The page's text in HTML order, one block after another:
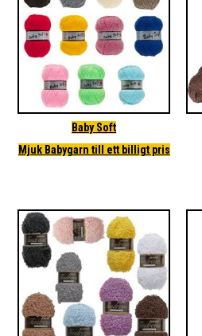
Baby Soft
Mjuk Babygarn till ett billigt pris